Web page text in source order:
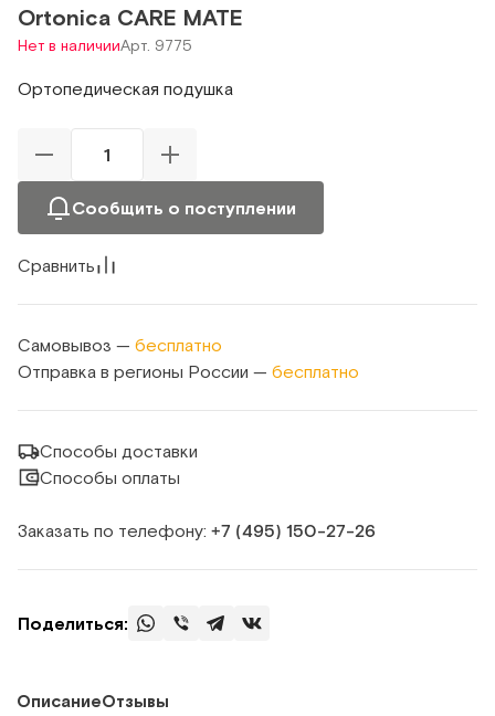
Ortonica CARE MATE
Нет в наличииАрт. 9775
Ортопедическая подушка
Сообщить о поступлении
Сравнить
Самовывоз — бесплатно
Отправка в регионы России — бесплатно
Способы доставки
Способы оплаты
Заказать по телефону: +7 (495) 150‑27‑26
Поделиться:
ОписаниеОтзывы